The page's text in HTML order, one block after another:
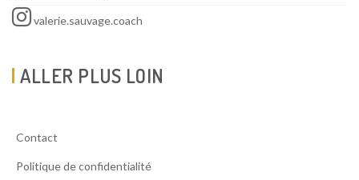
valerie.sauvage.coach
ALLER PLUS LOIN
Contact
Politique de confidentialité